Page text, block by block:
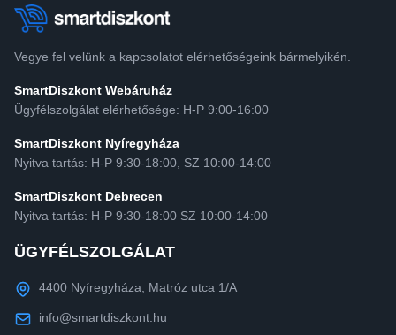
Vegye fel velünk a kapcsolatot elérhetőségeink bármelyikén.
SmartDiszkont Webáruház
Ügyfélszolgálat elérhetősége: H-P 9:00-16:00
SmartDiszkont Nyíregyháza
Nyitva tartás: H-P 9:30-18:00, SZ 10:00-14:00
SmartDiszkont Debrecen
Nyitva tartás: H-P 9:30-18:00 SZ 10:00-14:00
ÜGYFÉLSZOLGÁLAT
4400 Nyíregyháza, Matróz utca 1/A
info@smartdiszkont.hu